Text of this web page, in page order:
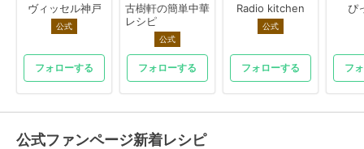
ヴィッセル神戸
公式
フォローする
古樹軒の簡単中華
レシピ
公式
フォローする
Radio kitchen
公式
フォローする
ぴ
フ
公式ファンページ新着レシピ